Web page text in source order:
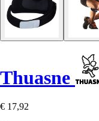
Thuasne
€ 17,92